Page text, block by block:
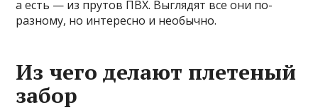
а есть — из прутов ПВХ. Выглядят все они по-
разному, но интересно и необычно.
Из чего делают плетеный
забор